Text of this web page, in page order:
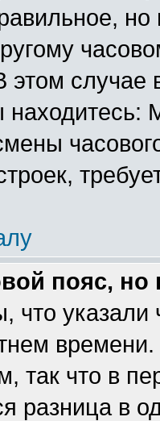
этом
пояс,
что указали
так что в
разница в